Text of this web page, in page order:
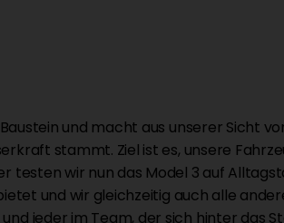
und macht aus unserer Sicht
stammt. Ziel ist es, unsere
testen wir nun das Model 3 auf
und wir gleichzeitig auch alle
jeder im Team, der sich hinter das